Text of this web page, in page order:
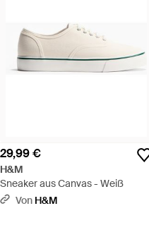
29,99 €
H&M
Sneaker aus Canvas - Weiß
Von H&M